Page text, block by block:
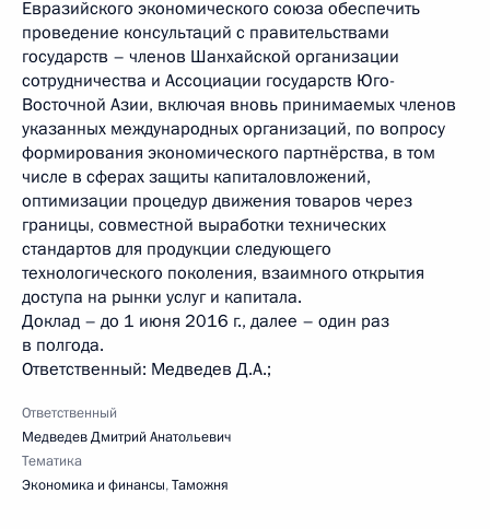
Евразийского экономического союза обеспечить
проведение консультаций с правительствами
государств – членов Шанхайской организации
сотрудничества и Ассоциации государств Юго-
Восточной Азии, включая вновь принимаемых членов
указанных международных организаций, по вопросу
формирования экономического партнёрства, в том
числе в сферах защиты капиталовложений,
оптимизации процедур движения товаров через
границы, совместной выработки технических
стандартов для продукции следующего
технологического поколения, взаимного открытия
доступа на рынки услуг и капитала.
Доклад – до 1 июня 2016 г., далее – один раз
в полгода.
Ответственный: Медведев Д.А.;
Ответственный
Медведев Дмитрий Анатольевич
Тематика
Экономика и финансы,Таможня